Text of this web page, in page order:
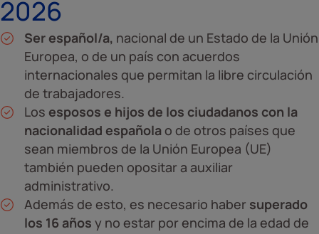
2026
Ser español/a, nacional de un Estado de la Unión
Europea, o de un país con acuerdos
internacionales que permitan la libre circulación
de trabajadores.
Los esposos e hijos de los ciudadanos con la
nacionalidad española o de otros países que
sean miembros de la Unión Europea (UE)
también pueden opositar a auxiliar
administrativo.
Además de esto, es necesario haber superado
los 16 años y no estar por encima de la edad de